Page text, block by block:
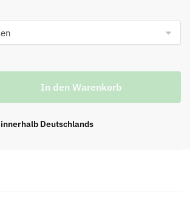
In den Warenkorb
Deutschlands